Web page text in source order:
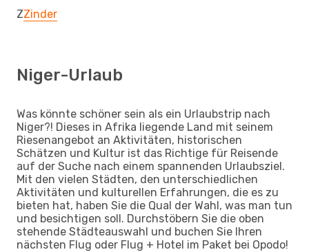
ZZinder
Niger-Urlaub
Was könnte schöner sein als ein Urlaubstrip nach
Niger?! Dieses in Afrika liegende Land mit seinem
Riesenangebot an Aktivitäten, historischen
Schätzen und Kultur ist das Richtige für Reisende
auf der Suche nach einem spannenden Urlaubsziel.
Mit den vielen Städten, den unterschiedlichen
Aktivitäten und kulturellen Erfahrungen, die es zu
bieten hat, haben Sie die Qual der Wahl, was man tun
und besichtigen soll. Durchstöbern Sie die oben
stehende Städteauswahl und buchen Sie Ihren
nächsten Flug oder Flug + Hotel im Paket bei Opodo!